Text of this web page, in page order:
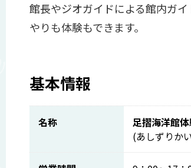
館長やジオガイドによる館内ガ
やりも体験もできます。
基本情報
名称
足摺海洋館
(あしずりか